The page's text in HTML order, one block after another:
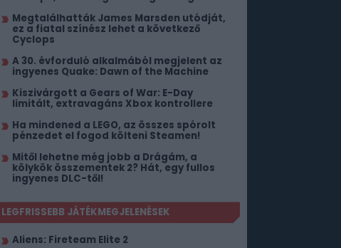
Megtalálhatták James Marsden utódját,
ez a fiatal színész lehet a következő
Cyclops
A 30. évforduló alkalmából megjelent az
ingyenes Quake: Dawn of the Machine
Kiszivárgott a Gears of War: E-Day
limitált, extravagáns Xbox kontrollere
Ha mindened a LEGO, az összes spórolt
pénzedet el fogod költeni Steamen!
Mitől lehetne még jobb a Drágám, a
kölykök összementek 2? Hát, egy fullos
ingyenes DLC-től!
LEGFRISSEBB JÁTÉKMEGJELENÉSEK
Aliens: Fireteam Elite 2